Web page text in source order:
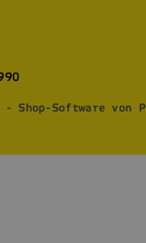
- Shop-Software von